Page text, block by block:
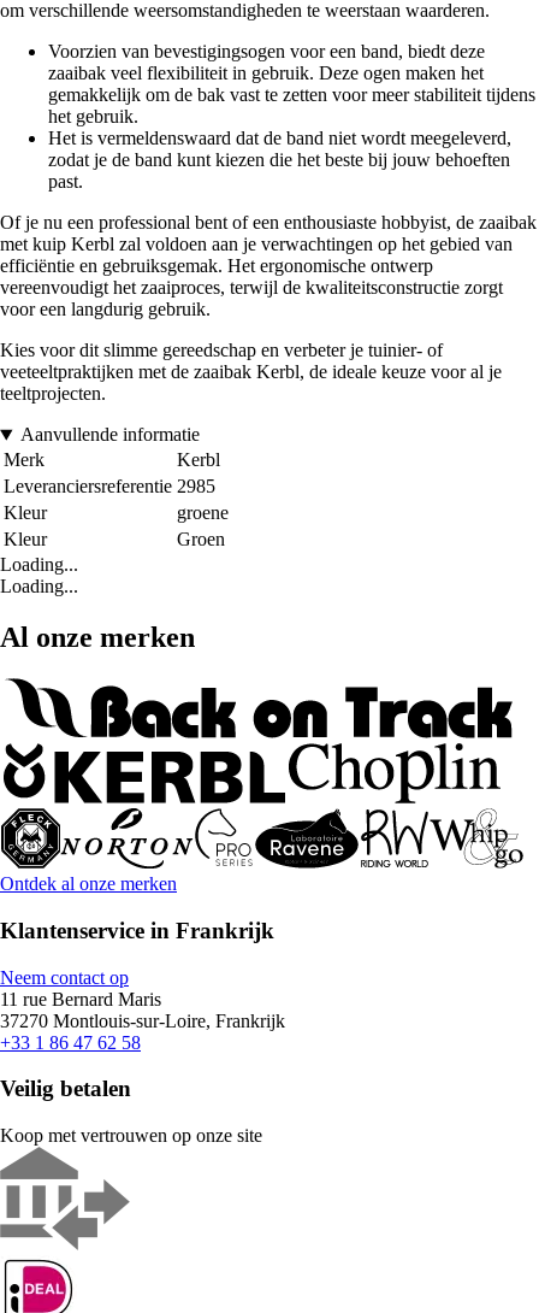
om verschillende weersomstandigheden te weerstaan waarderen.
Voorzien van bevestigingsogen voor een band, biedt deze
zaaibak veel flexibiliteit in gebruik. Deze ogen maken het
gemakkelijk om de bak vast te zetten voor meer stabiliteit tijdens
het gebruik.
Het is vermeldenswaard dat de band niet wordt meegeleverd,
zodat je de band kunt kiezen die het beste bij jouw behoeften
past.
Of je nu een professional bent of een enthousiaste hobbyist, de zaaibak
met kuip Kerbl zal voldoen aan je verwachtingen op het gebied van
efficiëntie en gebruiksgemak. Het ergonomische ontwerp
vereenvoudigt het zaaiproces, terwijl de kwaliteitsconstructie zorgt
voor een langdurig gebruik.
Kies voor dit slimme gereedschap en verbeter je tuinier- of
veeteeltpraktijken met de zaaibak Kerbl, de ideale keuze voor al je
teeltprojecten.
Aanvullende informatie
Merk
Kerbl
Leveranciersreferentie 2985
Kleur
groene
Kleur
Groen
Loading...
Loading...
Al onze merken
Ontdek al onze merken
Klantenservice in Frankrijk
Neem contact op
11 rue Bernard Maris
37270 Montlouis-sur-Loire, Frankrijk
+33 1 86 47 62 58
Veilig betalen
Koop met vertrouwen op onze site